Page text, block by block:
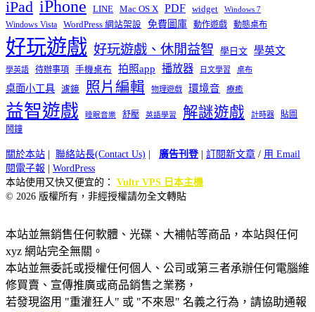
iPad iPhone LINE Mac OS X PDF widget Windows 7
Windows Vista WordPress 網站架設 免費圖庫 動作遊戲 動態桌布
好玩遊戲 好玩遊戲、休閒益智 學日文 學英文
學英語 待辦事項 手機桌布 拍照app 播放器 日文學習 桌布
桌面小工具 濾鏡 照片編輯 物理遊戲 環境音 療癒
益智遊戲 睡眠音樂 舒壓 英語學習 解謎遊戲 計時器
貼圖
鬧鐘
關於本站 聯絡站長(Contact Us) 廣告刊登| 訂閱新文章 / 用 Email
閱電子報
WordPress
本站使用又快又便宜的： Vultr VPS 日本主機
© 2026 版權所有，非經授權請勿全文轉貼
本站並無銷售任何軟體、光碟、大補帖等商品，本站與任何
xyz 網站完全無關。
本站並無委託或授權任何個人、公司或第三者承辦任何電腦維
修買賣、宣傳推廣或商品銷售之業務，
若發現盜用 "重灌狂人" 或 "不來恩" 名義之行為，請協助通報